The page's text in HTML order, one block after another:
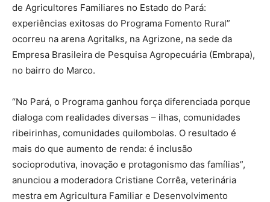
de Agricultores Familiares no Estado do Pará:
experiências exitosas do Programa Fomento Rural”
ocorreu na arena Agritalks, na Agrizone, na sede da
Empresa Brasileira de Pesquisa Agropecuária (Embrapa),
no bairro do Marco.
“No Pará, o Programa ganhou força diferenciada porque
dialoga com realidades diversas – ilhas, comunidades
ribeirinhas, comunidades quilombolas. O resultado é
mais do que aumento de renda: é inclusão
socioprodutiva, inovação e protagonismo das famílias”,
anunciou a moderadora Cristiane Corrêa, veterinária
mestra em Agricultura Familiar e Desenvolvimento